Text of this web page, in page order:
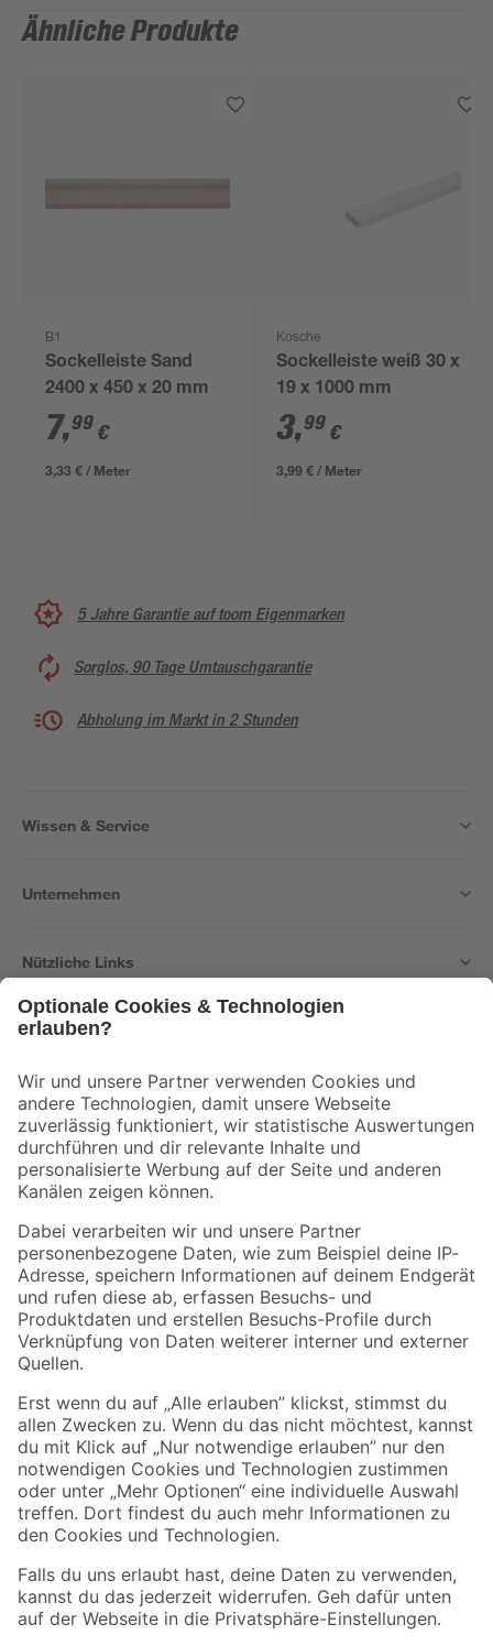
Ähnliche Produkte
B1
Sockelleiste Sand
2400 x 450 x 20 mm
7,99 €
3,33 € / Meter
Kosche
Sockelleiste weiß 30 x
19 x 1000 mm
3,99 €
3,99 € / Meter
5 Jahre Garantie auf toom Eigenmarken
Sorglos, 90 Tage Umtauschgarantie
Abholung im Markt in 2 Stunden
Wissen & Service
Unternehmen
Nützliche Links
Der toom Newsletter: Keine Angebote und Aktionen mehr verpassen!
Zur Newsletter Anmeldung
Folge uns
Zahlungsarten Versandarten
Sicher einkaufen
Jetzt die toom-App herunterladen
Alle Preisangaben in EUR inkl. gesetzl. MwSt.. Die dargestellten Angebote sind unter
Umständen nicht in allen Märkten verfügbar. Die angegebenen Verfügbarkeiten beziehen